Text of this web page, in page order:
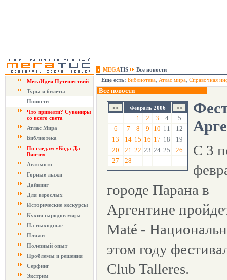
MEGATIS
Все новости
МегаИдеи Путешествий
Туры и билеты
Новости
Что привезти? Сувениры
со всего света
Атлас Мира
Библиотека
По следам «Кода Да
Винчи»
Автомото
Горные лыжи
Дайвинг
Для взрослых
Исторические экскурсы
Кухня народов мира
На выходные
Пляжи
Полезный опыт
Проблемы и решения
Серфинг
Экстрим
Еще есть: Библиотека Атлас мира Справочная
Все новости
Февраль 2006
1 2 3 4
5
6
7 8 9 10 11
12
13
14 15 16 17 18
19
20
21 22 23 24 25
26
27
28
С 3
городе Парана в
Аргентине
Maté -
этом году
Club Talleres.